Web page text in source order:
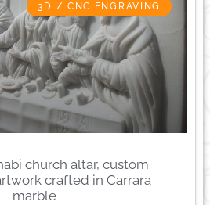
3D / CNC ENGRAVING
church altar, custom
crafted in Carrara
marble